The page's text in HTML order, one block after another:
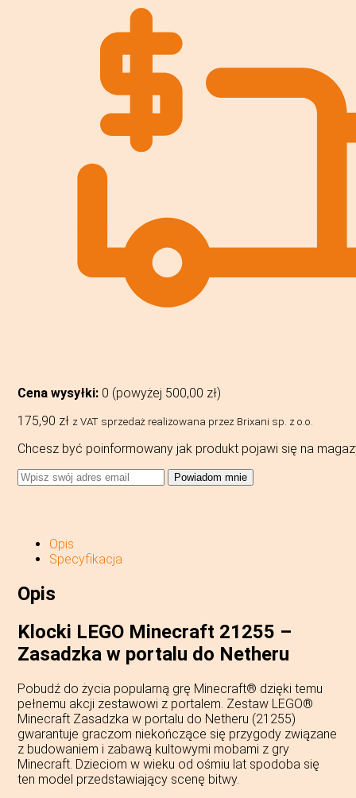
Cena wysyłki: 0 (powyżej 500,00 zł)
175,90 zł z VAT sprzedaż realizowana przez Brixani sp. z o.o.
Chcesz być poinformowany jak produkt pojawi się na
Powiadom mnie
Opis
Specyfikacja
Opis
Klocki LEGO Minecraft 21255 –
Zasadzka w portalu do Netheru
Pobudź do życia popularną grę Minecraft® dzięki temu
pełnemu akcji zestawowi z portalem. Zestaw LEGO®
Minecraft Zasadzka w portalu do Netheru (21255)
gwarantuje graczom niekończące się przygody związane
z budowaniem i zabawą kultowymi mobami z gry
Minecraft. Dzieciom w wieku od ośmiu lat spodoba się
ten model przedstawiający scenę bitwy.